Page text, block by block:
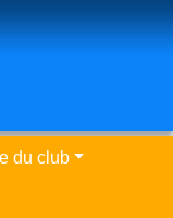
du club